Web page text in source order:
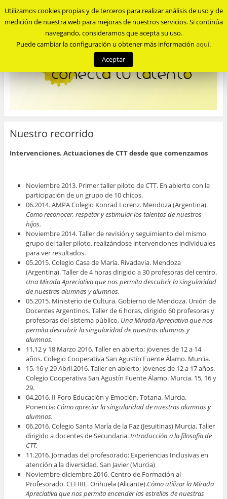
Menu
Nuestro recorrido
Intervenciones. Actuaciones de CTT desde que comenzamos
Noviembre 2013. Primer taller piloto de CTT. En abierto con la
participación de un grupo de 10 chicos.
06.2014. AMPA Colegio Konrad Lorenz. Mendoza (Argentina).
Como reconocer, respetar y estimular los talentos de nuestros
hijos.
Noviembre 2014. Taller de revisión y seguimiento del mismo
grupo del taller piloto, realizándose intervenciones individuales
para ver resultados.
05.2015. Colegio Casa de María. Rivadavia. Mendoza
(Argentina). Taller de 4 horas dirigido a 30 profesoras del centro.
Una Mirada Apreciativa que nos permita descubrir la singularidad
de nuestras alumnas y alumnos.
05.2015. Ministerio de Cultura. Gobierno de Mendoza. Unión de
Docentes Argentinos. Taller de 6 horas, dirigido 60 profesoras y
profesoras del sistema público. Una Mirada Apreciativa que nos
permita descubrir la singularidad de nuestras alumnas y
alumnos.
11,12 y 18 Marzo 2016. Taller en abierto; jóvenes de 12 a 14
años. Colegio Cooperativa San Agustín Fuente Álamo. Murcia.
15, 16 y 29 Abril 2016. Taller en abierto; jóvenes de 12 a 17 años.
Colegio Cooperativa San Agustín Fuente Álamo. Murcia. 15, 16 y
29.
04.2016. II Foro Educación y Emoción. Totana. Murcia.
Ponencia: Cómo apreciar la singularidad de nuestras alumnas y
alumnos.
06.2016. Colegio Santa María de la Paz (Jesuitinas) Murcia. Taller
dirigido a docentes de Secundaria.Introducción a la filosofía de
CTT.
11.2016. Jornadas del profesorado: Experiencias Inclusivas en
atención a la diversidad. San Javier (Murcia)
Noviembre-diciembre 2016. Centro de Formación al
Profesorado. CEFIRE. Orihuela (Alicante).Cómo utilizar la Mirada
Apreciativa que nos permita encender las estrellas de nuestras
Utilizamos cookies propias y de terceros para realizar análisis de uso y de
medición de nuestra web para mejoras de nuestros servicios. Si continúa
navegando, consideramos que acepta su uso.
Puede cambiar la configuración u obtener más información aquí.
Aceptar